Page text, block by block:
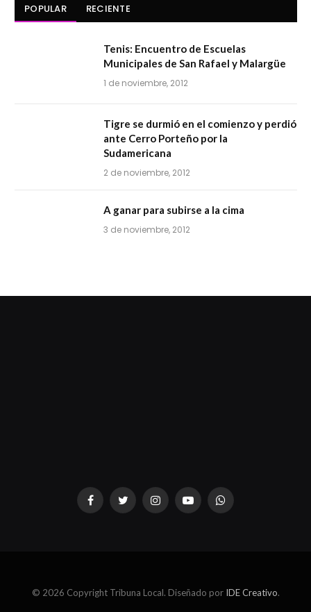
POPULAR RECIENTE
Tenis: Encuentro de Escuelas
Municipales de San Rafael y Malargüe
1 de noviembre, 2012
Tigre se durmió en el comienzo y perdió
ante Cerro Porteño por la
Sudamericana
2 de noviembre, 2012
A ganar para subirse a la cima
3 de noviembre, 2012
FacebookTwitterInstagramYouTubeWhatsApp
© 2026 Copyright Tribuna Local. Diseñado por IDE Creativo.